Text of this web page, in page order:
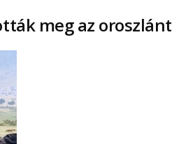
meg az oroszlánt